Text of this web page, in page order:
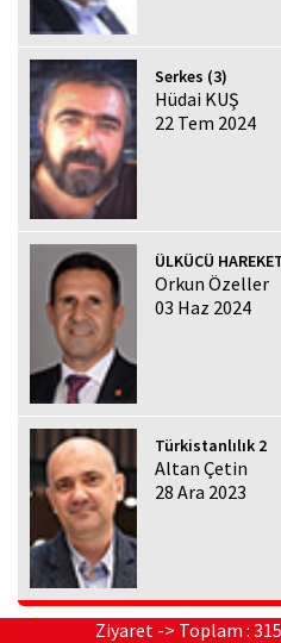
Serkes (3)
Hüdai KUŞ
22 Tem 2024
ÜLKÜCÜ
Orkun Özeller
03 Haz 2024
Türkistanlılık 2
Altan Çetin
28 Ara 2023
Ziyaret -> Toplam :